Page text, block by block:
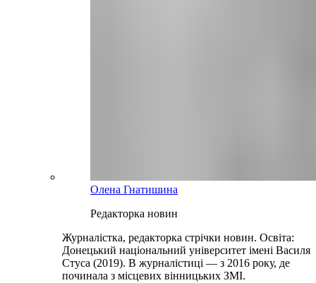
Олена Гнатишина
Редакторка новин
Журналістка, редакторка стрічки новин. Освіта:
Донецький національний університет імені Василя
Стуса (2019). В журналістиці — з 2016 року, де
починала з місцевих вінницьких ЗМІ.